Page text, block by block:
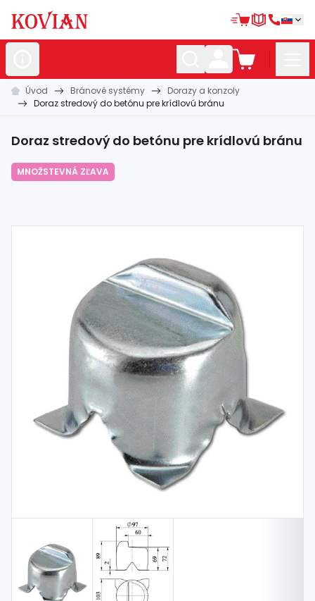
Nerezovépolotovary
polotovary
Zábradlia amadlá
materiál
materiál
Úvod Bránové systémy
Dorazy a konzoly
Doraz stredový do betónu pre krídlovú bránu
Doraz stredový do betónu pre krídlovú bránu
MNOŽSTEVNÁ ZĽAVA